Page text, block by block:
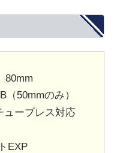
80mm
（50mmのみ）
ーブレス対応
EXP